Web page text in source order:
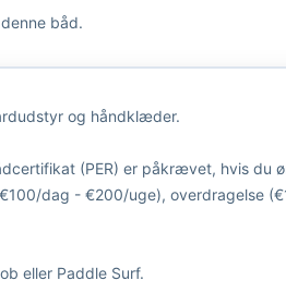
båd.
og håndklæder.
(PER) er påkrævet, hvis du
dag - €200/uge), overdragelse
eller Paddle Surf.